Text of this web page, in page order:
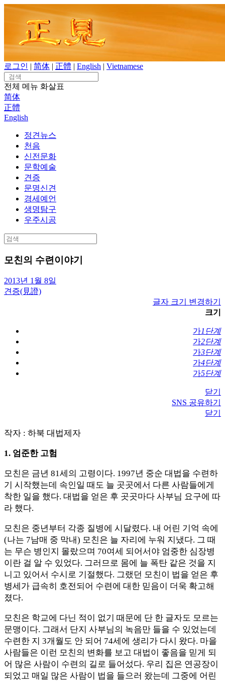
Skip
content
로그인 | 简体 | 正體 | English | Vietnamese
Search
for:
전체 메뉴 화살표
简体
正體
English
정견뉴스
천음
신전문화
문학예술
견증
문명신견
경세예언
생명탐구
우주시공
Search
for:
모친의 수련이야기
2013년 1월 8일
견증(見證)
글자 크기 변경하기
크기
가1단계
가2단계
가3단계
가4단계
가5단계
닫기
SNS 공유하기
닫기
작자 : 하북 대법제자
1. 엄준한 고험
모친은 금년 81세의 고령이다. 1997년 중순 대법을 수련하
기 시작했는데 속인일 때도 늘 곳곳에서 다른 사람들에게
착한 일을 했다. 대법을 얻은 후 곳곳마다 사부님 요구에 따
라 했다.
모친은 중년부터 각종 질병에 시달렸다. 내 어린 기억 속에
(나는 7남매 중 막내) 모친은 늘 자리에 누워 지냈다. 그 때
는 무슨 병인지 몰랐으며 70여세 되어서야 엄중한 심장병
이란 걸 알 수 있었다. 그러므로 몸에 늘 폭탄 같은 것을 지
니고 있어서 수시로 기절했다. 그랬던 모친이 법을 얻은 후
병세가 급속히 호전되어 수련에 대한 믿음이 더욱 확고해
졌다.
모친은 학교에 다닌 적이 없기 때문에 단 한 글자도 모르는
문맹이다. 그래서 단지 사부님의 녹음만 들을 수 있었는데
수련한 지 3개월도 안 되어 74세에 생리가 다시 왔다. 마을
사람들은 이런 모친의 변화를 보고 대법이 좋음을 믿게 되
어 많은 사람이 수련의 길로 들어섰다. 우리 집은 연공장이
되었고 매일 많은 사람이 법을 들으러 왔는데 그중에 어린